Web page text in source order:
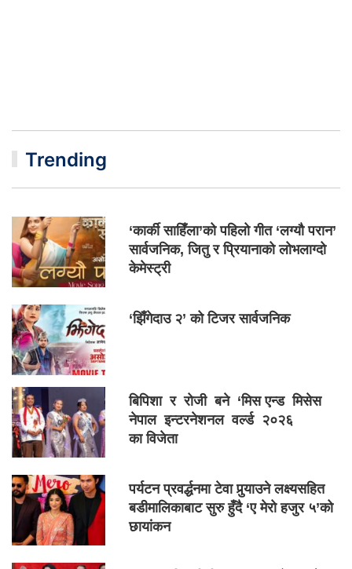
Trending
‘कार्की साहिँला’को पहिलो गीत ‘लग्यौ परान’
सार्वजनिक, जितु र प्रियानाको लोभलाग्दो
केमेस्ट्री
‘झिँगेदाउ २’ को टिजर सार्वजनिक
बिपिशा र रोजी बने ‘मिस एन्ड मिसेस
नेपाल इन्टरनेशनल वर्ल्ड २०२६
का विजेता
पर्यटन प्रवर्द्धनमा टेवा पुर्‍याउने लक्ष्यसहित
बडीमालिकाबाट सुरु हुँदै ‘ए मेरो हजुर ५’को
छायांकन